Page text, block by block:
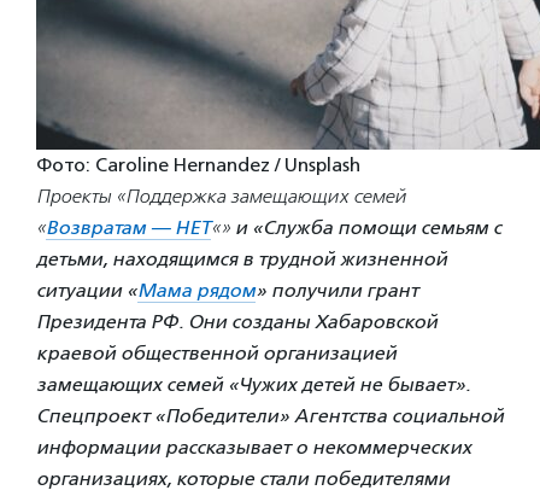
Фото: Caroline Hernandez / Unsplash
Проекты «Поддержка замещающих семей
«Возвратам — НЕТ«» и «Служба помощи семьям с
детьми, находящимся в трудной жизненной
ситуации «Мама рядом» получили грант
Президента РФ. Они созданы Хабаровской
краевой общественной организацией
замещающих семей «Чужих детей не бывает».
Спецпроект «Победители» Агентства социальной
информации рассказывает о некоммерческих
организациях, которые стали победителями